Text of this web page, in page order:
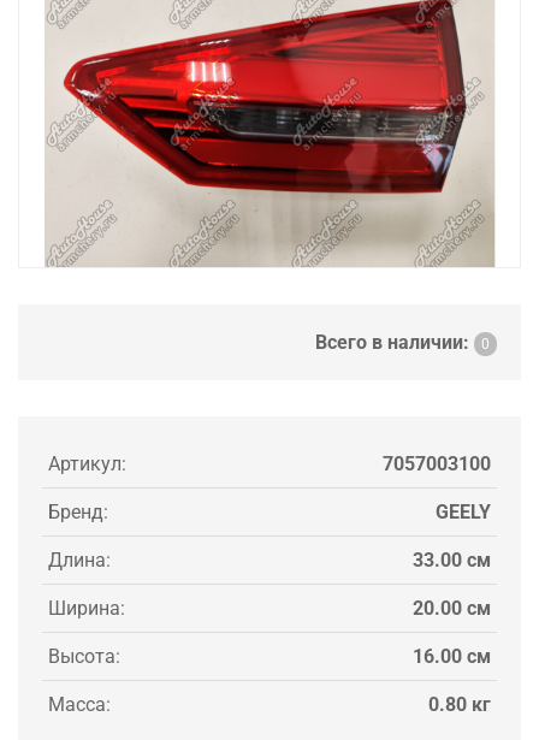
Всего в наличии: 0
Артикул: 7057003100
Бренд: GEELY
Длина: 33.00 см
Ширина: 20.00 см
Высота: 16.00 см
Масса: 0.80 кг